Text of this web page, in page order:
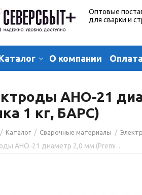
Оптовые
для сварки и
О компании
АНО-21
1 кг, БАРС)
/ Каталог / Сварочные материалы /
Электроды АНО-21 диаметр 2,0 мм (Premium),(тип Э46, пост. + перем. ток, рутил) (пачка 1 кг, БАРС)